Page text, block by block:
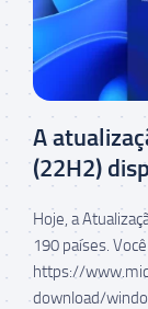
A
(22H2)
Hoje, a
190 países.
https://
download/